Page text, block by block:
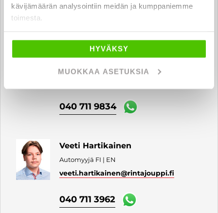
kävijämäärän analysointiin meidän ja kumppaniemme
toimesta.
HYVÄKSY
MUOKKAA ASETUKSIA
040 711 9836
Miro Auvinen
040 711 9834
Veeti Hartikainen
Automyyjä FI | EN
veeti.hartikainen@rintajouppi.fi
040 711 3962